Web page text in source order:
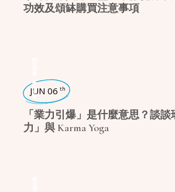
功效及頌缽購買注意事項
瑜珈哲學
JUN 06 th
「業力引爆」是什麼意思？談
力」與 Karma Yoga